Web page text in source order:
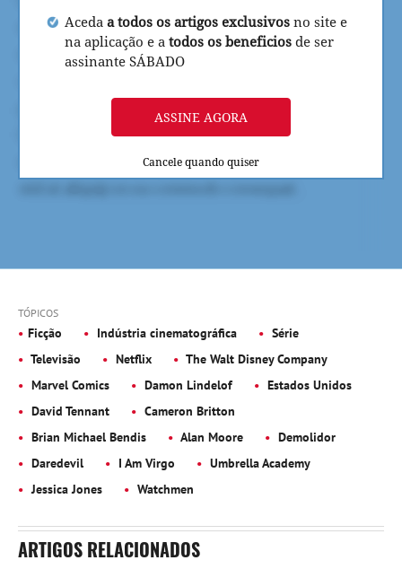
Aceda a todos os artigos exclusivos no site e
na aplicação e a todos os beneficios de ser
assinante SÁBADO
ASSINE AGORA
Cancele quando quiser
TÓPICOS
Ficção Indústria cinematográfica
Série
Televisão
Netflix
The Walt Disney Company
Marvel Comics
Damon Lindelof
Estados Unidos
David Tennant
Cameron Britton
Brian Michael Bendis
Alan Moore
Demolidor
Daredevil
I Am Virgo
Umbrella Academy
Jessica Jones
Watchmen
ARTIGOS RELACIONADOS